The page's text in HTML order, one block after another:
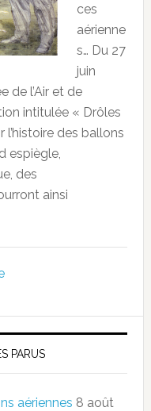
ces
aérienne
s… Du 27
juin
de l’Air et de
intitulée « Drôles
l’histoire des ballons
espiègle,
des
ainsi
PARUS
aériennes 8 août